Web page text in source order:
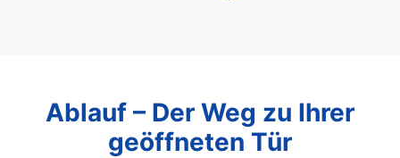
Ablauf – Der Weg zu Ihrer
geöffneten Tür